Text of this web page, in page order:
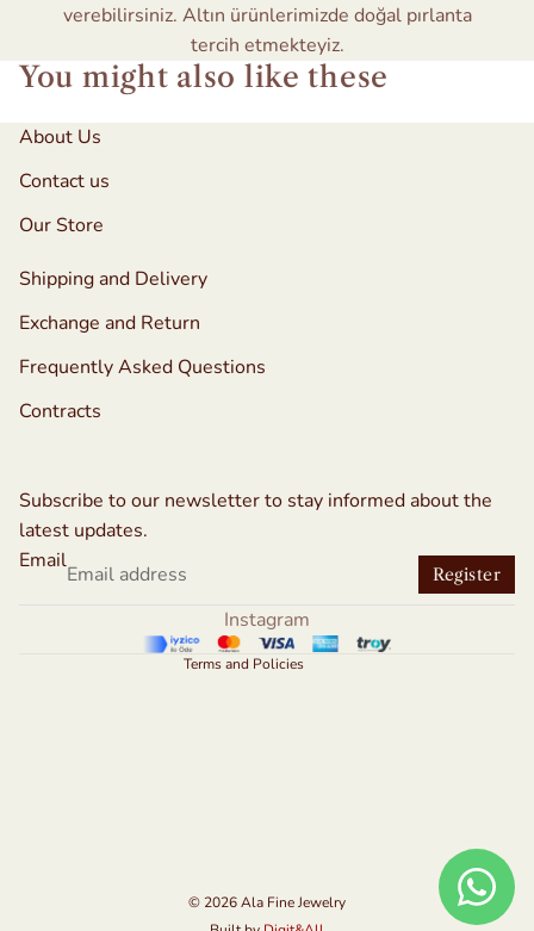
verebilirsiniz. Altın ürünlerimizde doğal pırlanta
tercih etmekteyiz.
You might also like these
About Us
Contact us
Our Store
Shipping and Delivery
Exchange and Return
Frequently Asked Questions
Contracts
Subscribe to our newsletter to stay informed about the
latest updates.
Email
Register
Instagram
Terms and Policies
© 2026Ala Fine Jewelry